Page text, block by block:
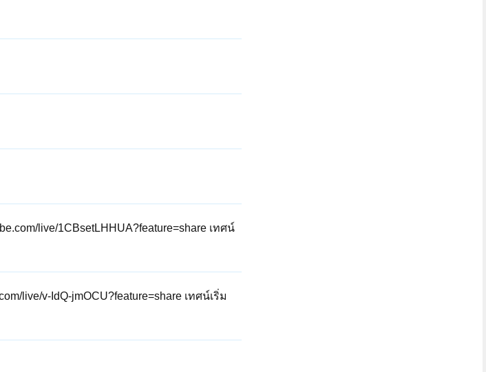
live/1CBsetLHHUA?feature=share เทศน์
live/v-IdQ-jmOCU?feature=share เทศน์เริ่ม